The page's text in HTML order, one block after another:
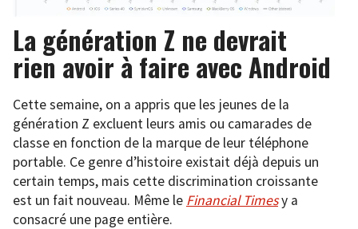
La génération Z ne devrait
rien avoir à faire avec Android
Cette semaine, on a appris que les jeunes de la
génération Z excluent leurs amis ou camarades de
classe en fonction de la marque de leur téléphone
portable. Ce genre d’histoire existait déjà depuis un
certain temps, mais cette discrimination croissante
est un fait nouveau. Même le Financial Timesy a
consacré une page entière.